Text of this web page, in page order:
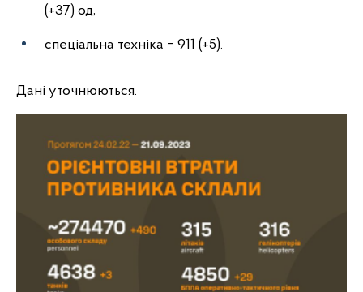
(+37) од,
спеціальна техніка ‒ 911 (+5).
Дані уточнюються.